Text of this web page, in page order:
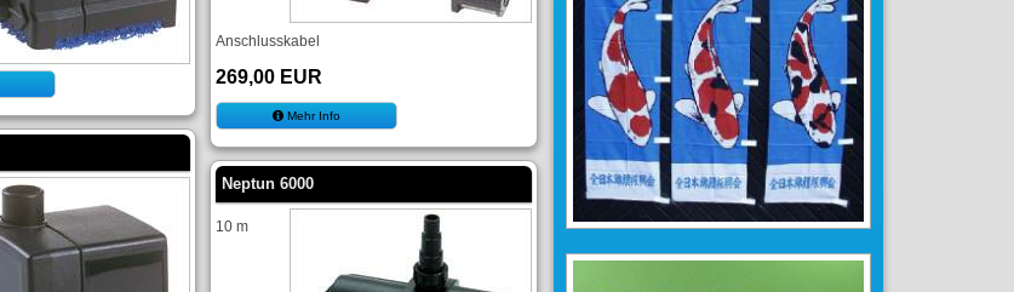
Anschlusskabel
269,00 EUR
Mehr Info
Neptun 6000
10 m